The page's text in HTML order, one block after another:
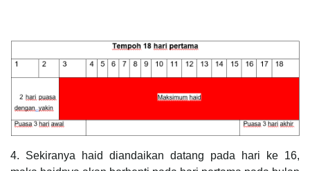
4. Sekiranya haid diandaikan datang pada hari ke 16,